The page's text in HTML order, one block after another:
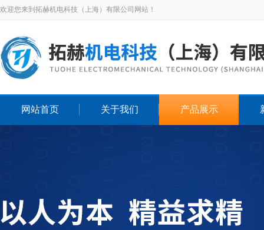
欢迎您来到拓赫机电科技（上海）有限公司网站！
网站首页 关于我们 产品展示